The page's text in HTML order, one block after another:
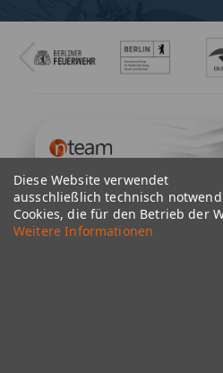
Diese Website verwendet
ausschließlich technisch
Cookies, die für den Betrieb der
Weitere Informationen